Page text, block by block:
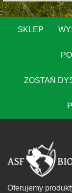
SKLEP
ZOSTAŃ
Oferujemy